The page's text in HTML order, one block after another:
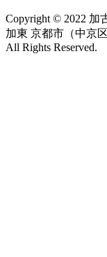
Copyright © 2022 加
加東 京都市（中京
All Rights Reserved.